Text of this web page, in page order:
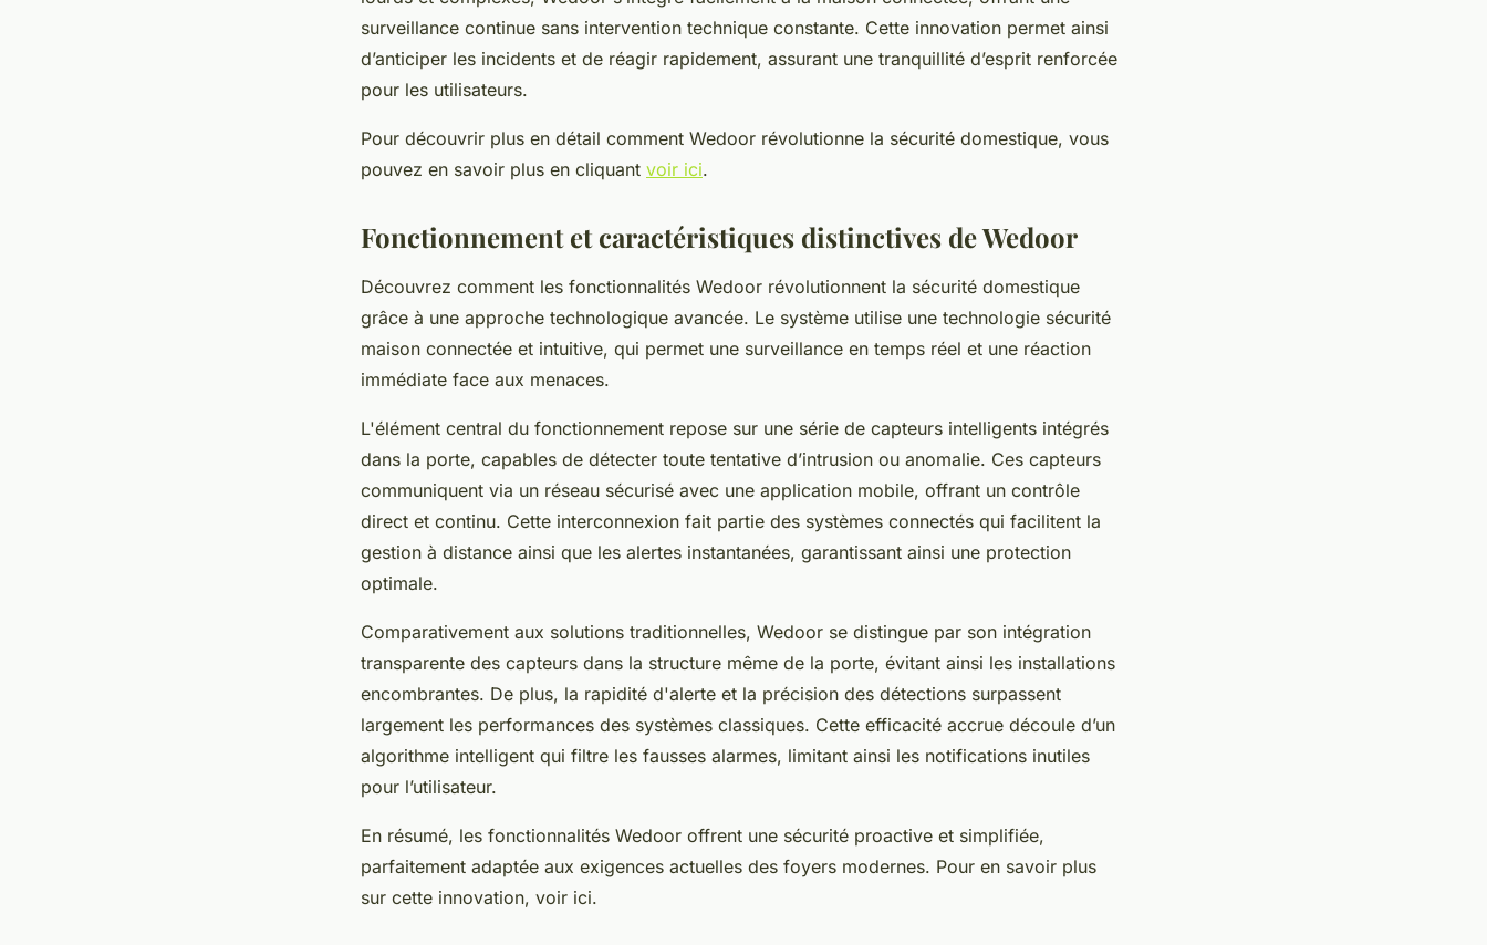
surveillance continue sans intervention technique constante. Cette innovation permet ainsi
d’anticiper les incidents et de réagir rapidement, assurant une tranquillité d’esprit renforcée
pour les utilisateurs.
Pour découvrir plus en détail comment Wedoor révolutionne la sécurité domestique, vous
pouvez en savoir plus en cliquant voir ici.
Fonctionnement et caractéristiques distinctives de Wedoor
Découvrez comment les fonctionnalités Wedoor révolutionnent la sécurité domestique
grâce à une approche technologique avancée. Le système utilise une technologie sécurité
maison connectée et intuitive, qui permet une surveillance en temps réel et une réaction
immédiate face aux menaces.
L'élément central du fonctionnement repose sur une série de capteurs intelligents intégrés
dans la porte, capables de détecter toute tentative d’intrusion ou anomalie. Ces capteurs
communiquent via un réseau sécurisé avec une application mobile, offrant un contrôle
direct et continu. Cette interconnexion fait partie des systèmes connectés qui facilitent la
gestion à distance ainsi que les alertes instantanées, garantissant ainsi une protection
optimale.
Comparativement aux solutions traditionnelles, Wedoor se distingue par son intégration
transparente des capteurs dans la structure même de la porte, évitant ainsi les installations
encombrantes. De plus, la rapidité d'alerte et la précision des détections surpassent
largement les performances des systèmes classiques. Cette efficacité accrue découle d’un
algorithme intelligent qui filtre les fausses alarmes, limitant ainsi les notifications inutiles
pour l’utilisateur.
En résumé, les fonctionnalités Wedoor offrent une sécurité proactive et simplifiée,
parfaitement adaptée aux exigences actuelles des foyers modernes. Pour en savoir plus
sur cette innovation, voir ici.